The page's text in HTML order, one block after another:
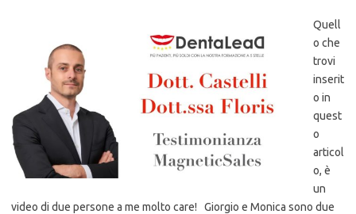
Quell
o che
trovi
inserit
o in
quest
o
articol
o, è
un
video di due persone a me molto care! Giorgio e Monica sono due